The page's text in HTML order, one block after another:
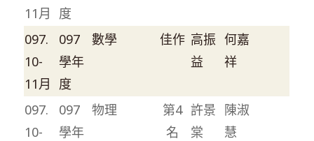
11月
度
097.
10-
11月
097
學年
度
數學 佳作 高振
益
何嘉
祥
097.
10-
097
學年
物理
第4
名
許景
棠
陳淑
慧